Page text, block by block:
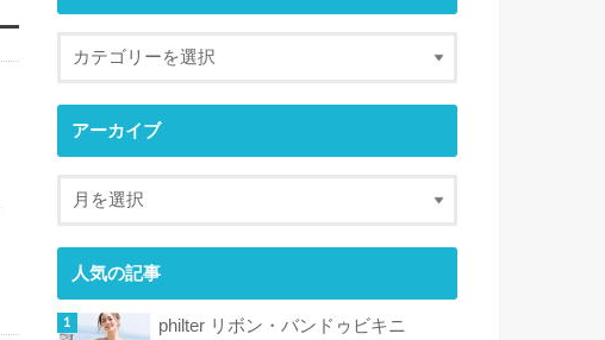
アーカイブ
人気の記事
philter リボン・バンドゥビキニ